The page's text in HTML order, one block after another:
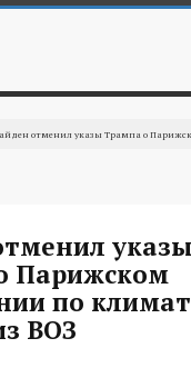
отменил указы Трампа о
указы
Парижском
по
ВОЗ